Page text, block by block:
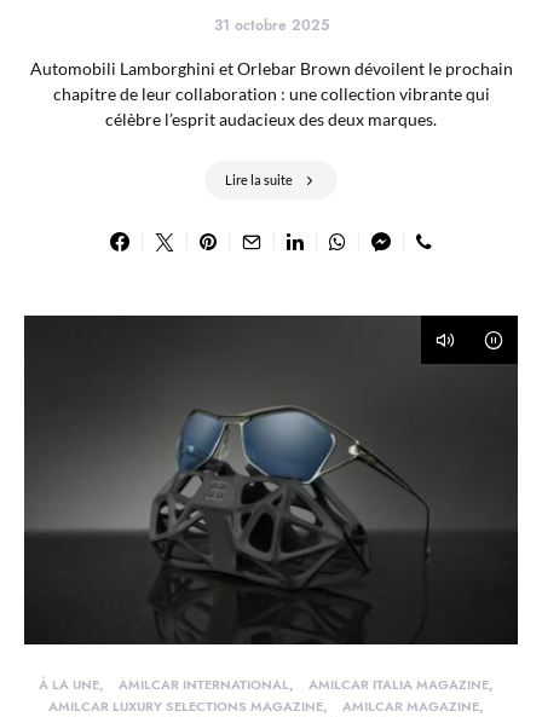
31 octobre 2025
Automobili Lamborghini et Orlebar Brown dévoilent le prochain
chapitre de leur collaboration : une collection vibrante qui
célèbre l’esprit audacieux des deux marques.
Lire la suite
À LA UNE AMILCAR INTERNATIONAL
AMILCAR ITALIA MAGAZINE
AMILCAR LUXURY SELECTIONS MAGAZINE
AMILCAR MAGAZINE